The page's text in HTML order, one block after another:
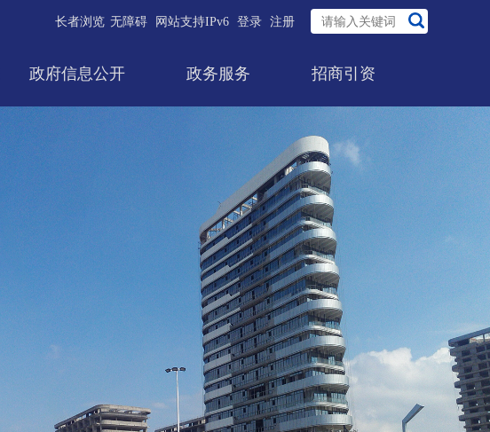
长者浏览 无障碍 网站支持IPv6 登录 注册
政府信息公开 政务服务 招商引资